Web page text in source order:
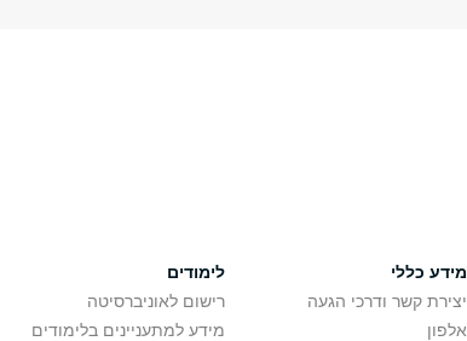
מידע כללי
יצירת קשר ודרכי הגעה
אלפון
לימודים
רישום לאוניברסיטה
מידע למתעניינים בלימודים